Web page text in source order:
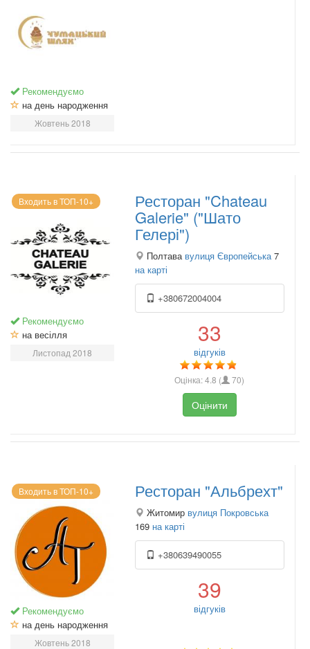
Рекомендуємо
на день народження
Жовтень 2018
Входить в ТОП-10+
Рекомендуємо
на весілля
Листопад 2018
Ресторан "Chateau
Galerie" ("Шато
Гелері")
Полтава вулиця Європейська7
на карті
+380672004004
33
відгуків
Оцінка:4.8 ( 70)
Оцінити
Входить в ТОП-10+
Рекомендуємо
на день народження
Жовтень 2018
Ресторан "Альбрехт"
Житомир вулиця Покровська
169 на карті
+380639490055
39
відгуків